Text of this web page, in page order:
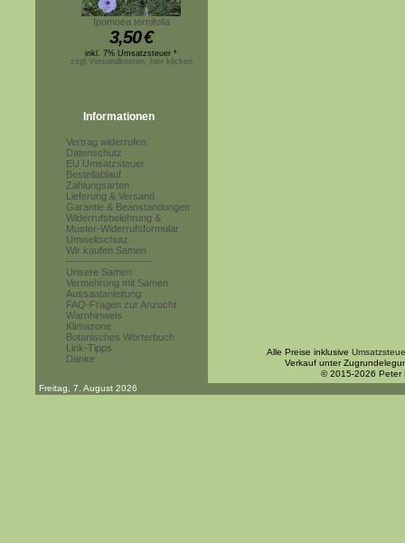
Ipomoea ternifolia
3,50€
inkl. 7% Umsatzsteuer *
zzgl.Versandkosten, hier klicken
Informationen
Vertrag widerrufen
Datenschutz
EU Umsatzsteuer
Bestellablauf
Zahlungsarten
Lieferung & Versand
Garantie & Beanstandungen
Widerrufsbelehrung &
Muster-Widerrufsformular
Umweltschutz
Wir kaufen Samen
------------------------
Unsere Samen
Vermehrung mit Samen
Aussaatanleitung
FAQ-Fragen zur Anzucht
Warnhinweis
Klimazone
Botanisches Wörterbuch
Link-Tipps
Danke
Alle Preise inklusive
Verkauf unter
© 2015-2026 Peter
Freitag, 7. August 2026